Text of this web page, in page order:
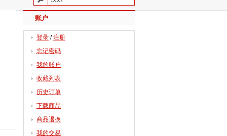
账户
登录 /注册
忘记密码
我的账户
收藏列表
历史订单
下载商品
商品退换
我的交易